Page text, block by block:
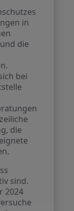
in
die
bei
die
sind.
2024